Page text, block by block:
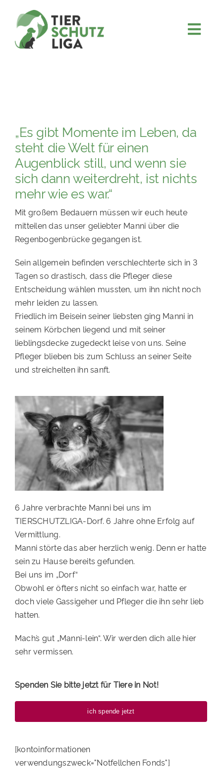
content
FÖRDERN & VERERBEN
KOOPERATIONEN
4KIDS
TIERHEIMTIERE
TIERHEIME
PATENSCHAFTEN
RATGEBER
„Es gibt Momente im Leben, da
steht die Welt für einen
Augenblick still, und wenn sie
sich dann weiterdreht, ist nichts
mehr wie es war.“
Mit großem Bedauern müssen wir euch heute
mitteilen das unser geliebter Manni über die
Regenbogenbrücke gegangen ist.
Sein allgemein befinden verschlechterte sich in 3
Tagen so drastisch, dass die Pfleger diese
Entscheidung wählen mussten, um ihn nicht noch
mehr leiden zu lassen.
Friedlich im Beisein seiner liebsten ging Manni in
seinem Körbchen liegend und mit seiner
lieblingsdecke zugedeckt leise von uns. Seine
Pfleger blieben bis zum Schluss an seiner Seite
und streichelten ihn sanft.
6 Jahre verbrachte Manni bei uns im
TIERSCHUTZLIGA-Dorf. 6 Jahre ohne Erfolg auf
Vermittlung.
Manni störte das aber herzlich wenig. Denn er hatte
sein zu Hause bereits gefunden.
Bei uns im „Dorf“
Obwohl er öfters nicht so einfach war, hatte er
doch viele Gassigeher und Pfleger die ihn sehr lieb
hatten.
Mach´s gut „Manni-lein“. Wir werden dich alle hier
sehr vermissen.
Spenden Sie bitte jetzt für Tiere in Not!
ich spende jetzt
[kontoinformationen
verwendungszweck="Notfellchen Fonds"]